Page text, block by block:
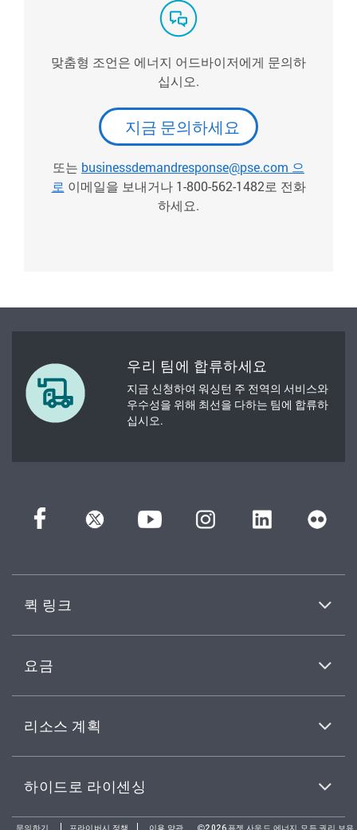
맞춤형 조언은 에너지 어드바이저에게 문의하
십시오.
지금 문의하세요
또는 businessdemandresponse@pse.com 으
로 이메일을 보내거나 1-800-562-1482로 전화
하세요.
우리 팀에 합류하세요
지금 신청하여 워싱턴 주 전역의 서비스와
우수성을 위해 최선을 다하는 팀에 합류하
십시오.
퀵 링크
요금
리소스 계획
하이드로 라이센싱